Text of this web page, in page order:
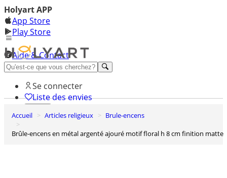
Holyart APP
App Store
Play Store
Aide & Contact
Découvrez Premium
Se connecter
Liste des envies
0
Accueil Articles religieux
Brule-encens
Brûle-encens en métal argenté ajouré motif floral h 8 cm finition matte